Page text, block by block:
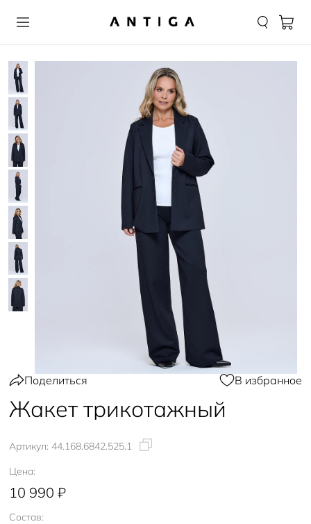
Поделиться В избранное
Жакет трикотажный
Артикул: 44.168.6842.525.1
Цена:
10 990 ₽
Состав: